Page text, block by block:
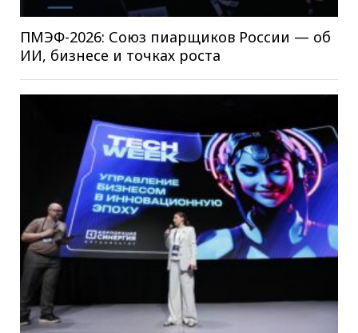
ПМЭФ-2026: Союз пиарщиков России — об
ИИ, бизнесе и точках роста